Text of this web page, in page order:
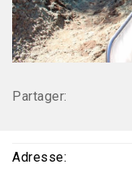
Partager:
Adresse